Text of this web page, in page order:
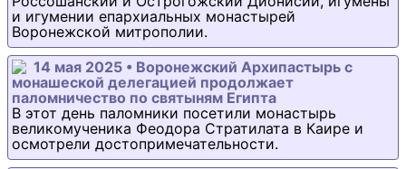
и игумении епархиальных монастырей
Воронежской митрополии.
14 мая 2025 • Воронежский Архипастырь с
монашеской делегацией продолжает
паломничество по святыням Египта
В этот день паломники посетили монастырь
великомученика Феодора Стратилата в Каире и
осмотрели достопримечательности.